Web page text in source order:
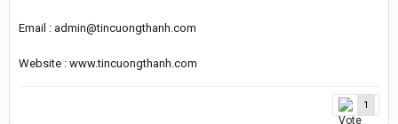
Email : admin@tincuongthanh.com
Website : www.tincuongthanh.com
1